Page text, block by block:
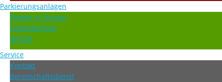
Parkierungsanlagen
Parken in Füssen
Parkgebühren
APCOA
Service
Kontakt
Bereitschaftsdienst